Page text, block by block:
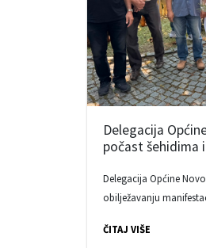
Delegacija
počast šehidima
Delegacija Općine
obilježavanju
ČITAJ VIŠE